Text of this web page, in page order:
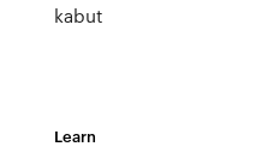
kabut
Learn